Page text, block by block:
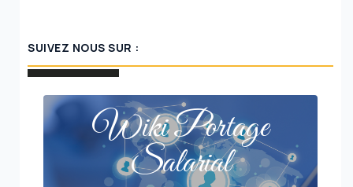
SUIVEZ NOUS SUR :
Wiki Portage
Salarial